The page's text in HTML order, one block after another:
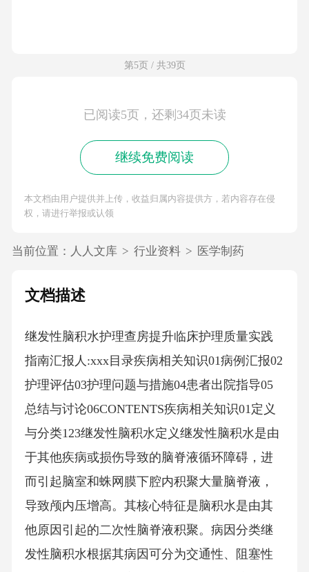
第5页 / 共39页
已阅读5页，还剩34页未读
继续免费阅读
本文档由用户提供并上传，收益归属内容提供方，若内容存在侵
权，请进行举报或认领
当前位置： 人人文库 > 行业资料 > 医学制药
文档描述
继发性脑积水护理查房提升临床护理质量实践
指南汇报人:xxx目录疾病相关知识01病例汇报02
护理评估03护理问题与措施04患者出院指导05
总结与讨论06CONTENTS疾病相关知识01定义
与分类123继发性脑积水定义继发性脑积水是由
于其他疾病或损伤导致的脑脊液循环障碍，进
而引起脑室和蛛网膜下腔内积聚大量脑脊液，
导致颅内压增高。其核心特征是脑积水是由其
他原因引起的二次性脑脊液积聚。病因分类继
发性脑积水根据其病因可分为交通性、阻塞性